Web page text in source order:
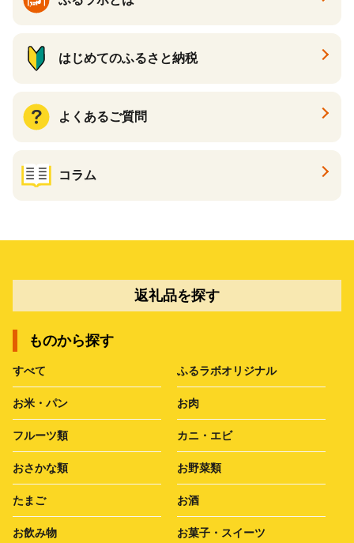
はじめてのふるさと納税
よくあるご質問
コラム
返礼品を探す
ものから探す
すべて ふるラボオリジナル
お米・パン お肉
フルーツ類 カニ・エビ
おさかな類 お野菜類
たまご お酒
お飲み物 お菓子・スイーツ